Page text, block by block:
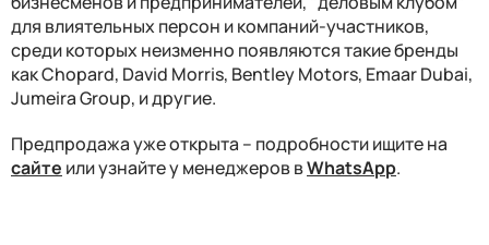
для влиятельных персон и компаний-участников,
среди которых неизменно появляются такие бренды
как Chopard, David Morris, Bentley Motors, Emaar Dubai,
Jumeira Group, и другие.
Предпродажа уже открыта – подробности ищите на
сайте или узнайте у менеджеров вWhatsApp.